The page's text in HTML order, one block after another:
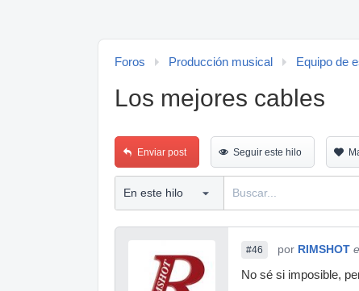
Foros Producción musical Equipo de
Los mejores cables
Enviar post Seguir este hilo
#46 por RIMSHOT
No sé si imposible,